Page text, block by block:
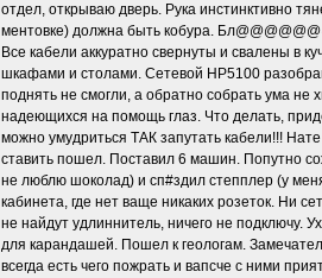
отдел, открываю дверь. Рука инстинктивно
ментовке) должна быть кобура.
Все кабели аккуратно свернуты и свалены в
шкафами и столами. Сетевой НР5100
поднять не смогли, а обратно собрать ума не
надеющихся на помощь глаз. Что делать,
можно умудриться ТАК запутать кабели!!!
ставить пошел. Поставил 6 машин. Попутно
не люблю шоколад) и сп#здил степплер (у
кабинета, где нет ваще никаких розеток. Ни
не найдут удлиннитель, ничего не подключу.
для карандашей. Пошел к геологам.
всегда есть чего пожрать и вапсче с ними